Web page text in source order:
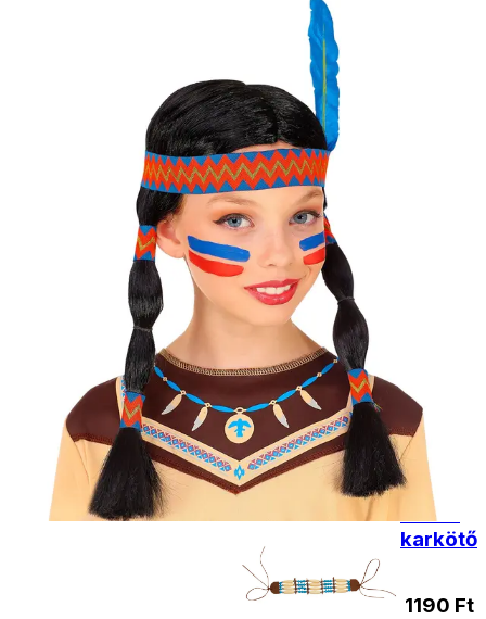
Szállítás:
- Csomagautomata: 1190
- Házhozszállítás: 2190
forinttól
- Személyes átvétel:
ingyenesen
Kiegészítő
termékek
1590
Nincs
raktáron
Indián
karkötő
1190 Ft